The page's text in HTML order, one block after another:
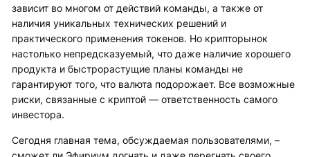
зависит во многом от действий команды, а также от
наличия уникальных технических решений и
практического применения токенов. Но крипторынок
настолько непредсказуемый, что даже наличие хорошего
продукта и быстрорастущие планы команды не
гарантируют того, что валюта подорожает. Все возможные
риски, связанные с криптой — ответственность самого
инвестора.
Сегодня главная тема, обсуждаемая пользователями, –